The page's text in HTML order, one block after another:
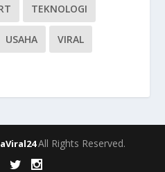
TEKNOLOGI
USAHA VIRAL
All Rights Reserved.